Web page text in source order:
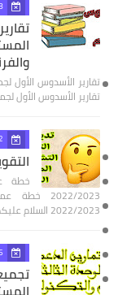
28
تقارير الأسدوس الأول
تقارير الأسدوس الأول
12
خطة
2022/
2022/2023 السلام عليكم متابعي مو…
16